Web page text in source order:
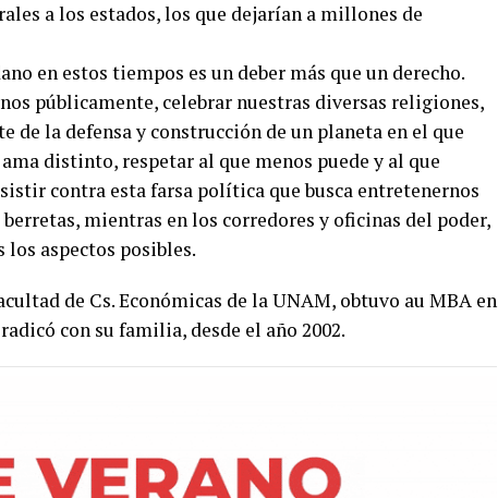
a los estados, los que dejarían a millones de
en estos tiempos es un deber más que un derecho.
públicamente, celebrar nuestras diversas religiones,
de la defensa y construcción de un planeta en el que
distinto, respetar al que menos puede y al que
contra esta farsa política que busca entretenernos
mientras en los corredores y oficinas del poder,
los aspectos posibles.
de Cs. Económicas de la UNAM, obtuvo au MBA en
con su familia, desde el año 2002.